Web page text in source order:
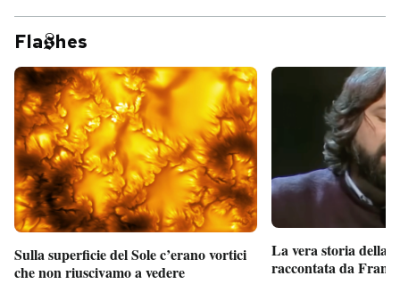
Fla hes
Sulla superficie del Sole c’erano vortici
che non riuscivamo a vedere
La vera storia della
raccontata da